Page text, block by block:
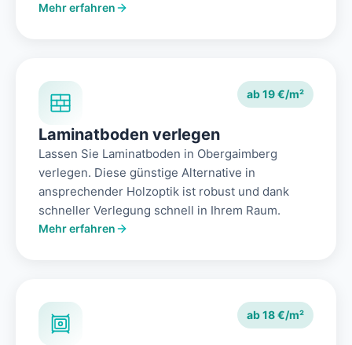
Mehr erfahren
ab 19 €/m²
Laminatboden verlegen
Lassen Sie Laminatboden in Obergaimberg
verlegen. Diese günstige Alternative in
ansprechender Holzoptik ist robust und dank
schneller Verlegung schnell in Ihrem Raum.
Mehr erfahren
ab 18 €/m²